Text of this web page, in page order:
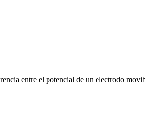
entre el potencial de un electrodo